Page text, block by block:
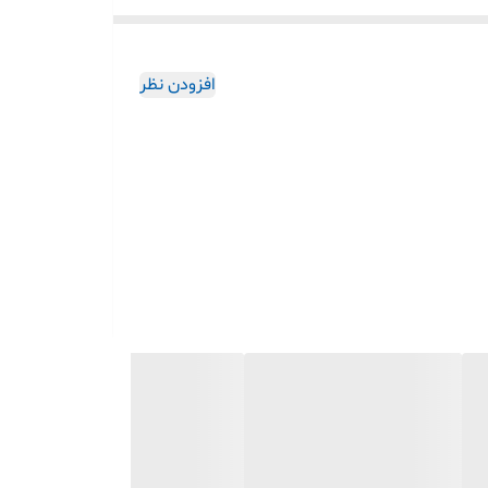
افزودن نظر